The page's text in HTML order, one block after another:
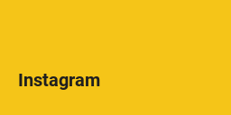
Instagram